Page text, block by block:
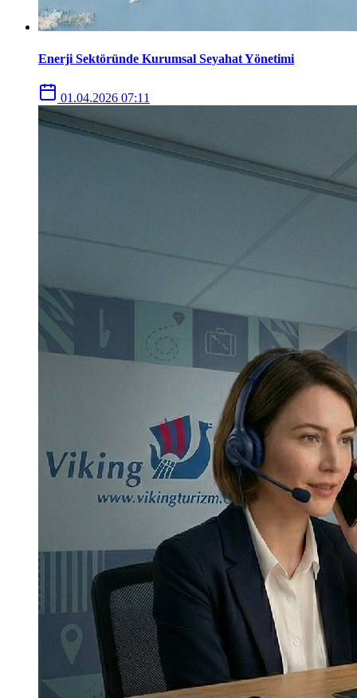
Enerji Sektöründe Kurumsal Seyahat Yönetimi
01.04.2026 07:11